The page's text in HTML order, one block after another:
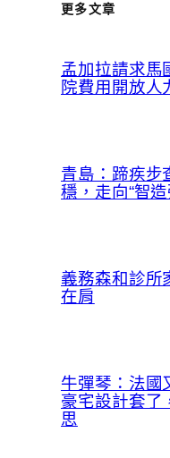
更多文章
孟加拉請求馬
院費用開放人
青島：蹄疾步
穩，走向“智
義務森和診所
在肩
牛彈琴：法國
豪宅設計套了
思